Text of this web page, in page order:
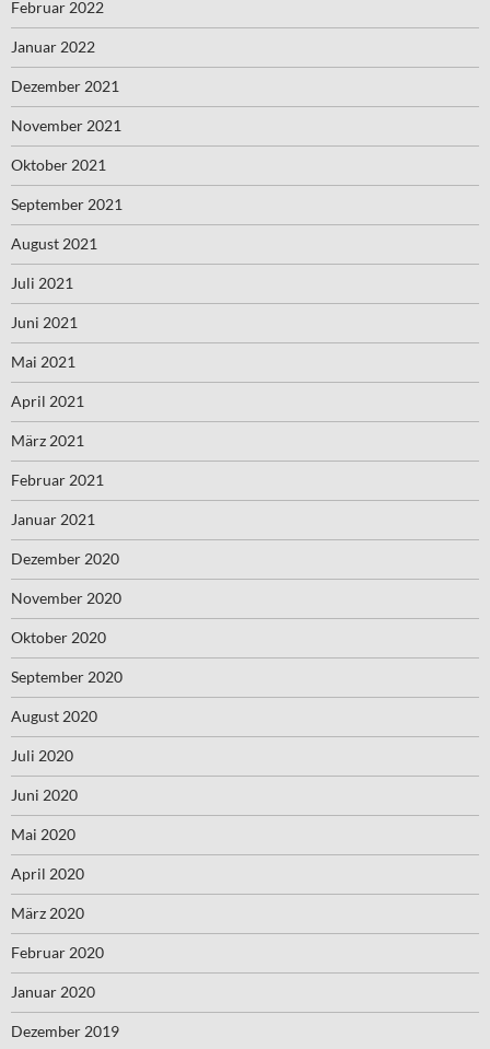
Februar 2022
Januar 2022
Dezember 2021
November 2021
Oktober 2021
September 2021
August 2021
Juli 2021
Juni 2021
Mai 2021
April 2021
März 2021
Februar 2021
Januar 2021
Dezember 2020
November 2020
Oktober 2020
September 2020
August 2020
Juli 2020
Juni 2020
Mai 2020
April 2020
März 2020
Februar 2020
Januar 2020
Dezember 2019